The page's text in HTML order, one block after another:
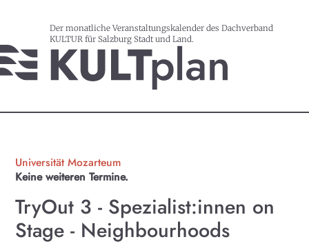
Der monatliche Veranstaltungskalender des Dachverband
KULTUR für Salzburg Stadt und Land.
Universität Mozarteum
Keine weiteren Termine.
TryOut 3 - Spezialist:innen on
Stage - Neighbourhoods